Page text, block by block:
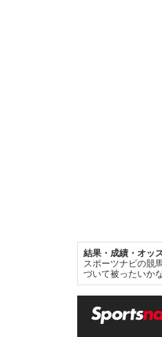
結果・成績・オッ
スポーツナビの競
づいて被ったいか